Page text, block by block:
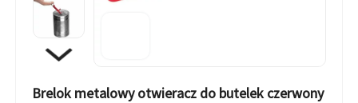
Brelok metalowy otwieracz do butelek czerwony